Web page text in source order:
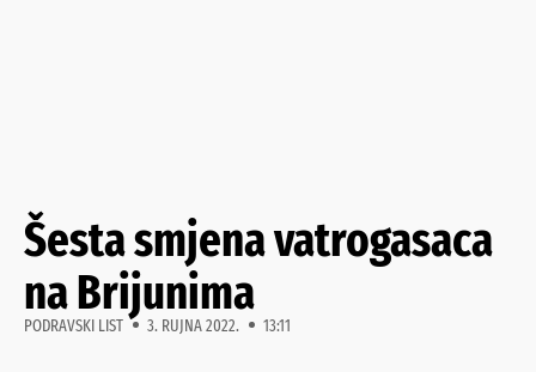
Šesta smjena vatrogasaca
na Brijunima
PODRAVSKI LIST 3. RUJNA 2022. 13:11